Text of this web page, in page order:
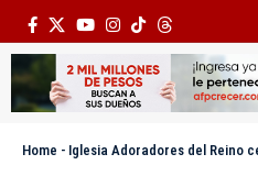
Home - Iglesia Adoradores del Reino celebrará el XII